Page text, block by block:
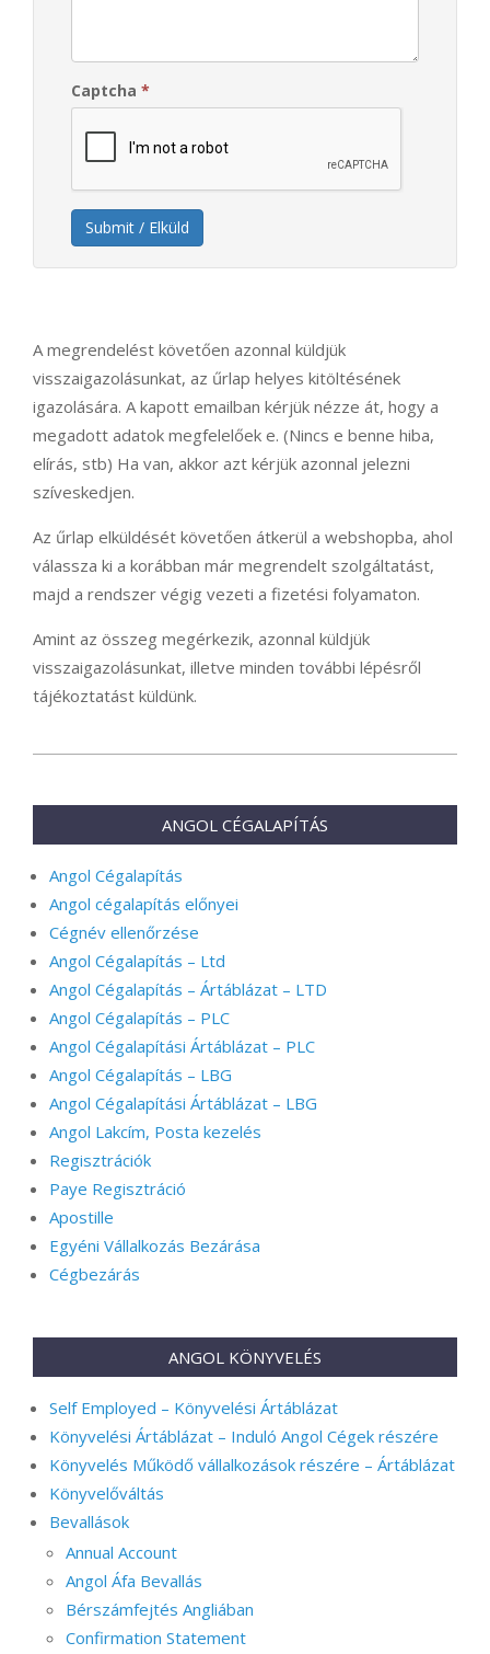
Captcha *
Submit / Elküld
A megrendelést követően azonnal küldjük
visszaigazolásunkat, az űrlap helyes kitöltésének
igazolására. A kapott emailban kérjük nézze át, hogy a
megadott adatok megfelelőek e. (Nincs e benne hiba,
elírás, stb) Ha van, akkor azt kérjük azonnal jelezni
szíveskedjen.
Az űrlap elküldését követően átkerül a webshopba, ahol
válassza ki a korábban már megrendelt szolgáltatást,
majd a rendszer végig vezeti a fizetési folyamaton.
Amint az összeg megérkezik, azonnal küldjük
visszaigazolásunkat, illetve minden további lépésről
tájékoztatást küldünk.
ANGOL CÉGALAPÍTÁS
Angol Cégalapítás
Angol cégalapítás előnyei
Cégnév ellenőrzése
Angol Cégalapítás – Ltd
Angol Cégalapítás – Ártáblázat – LTD
Angol Cégalapítás – PLC
Angol Cégalapítási Ártáblázat – PLC
Angol Cégalapítás – LBG
Angol Cégalapítási Ártáblázat – LBG
Angol Lakcím, Posta kezelés
Regisztrációk
Paye Regisztráció
Apostille
Egyéni Vállalkozás Bezárása
Cégbezárás
ANGOL KÖNYVELÉS
Self Employed – Könyvelési Ártáblázat
Könyvelési Ártáblázat – Induló Angol Cégek részére
Könyvelés Működő vállalkozások részére – Ártáblázat
Könyvelőváltás
Bevallások
Annual Account
Angol Áfa Bevallás
Bérszámfejtés Angliában
Confirmation Statement